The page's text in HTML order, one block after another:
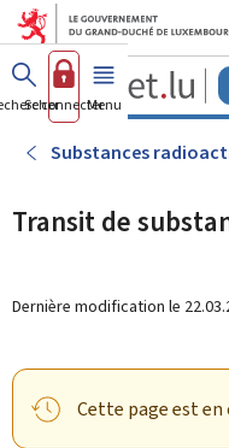
Aller
Se connecterMenu principal
Substances
Transit de
Dernière modification le
Cette page est en